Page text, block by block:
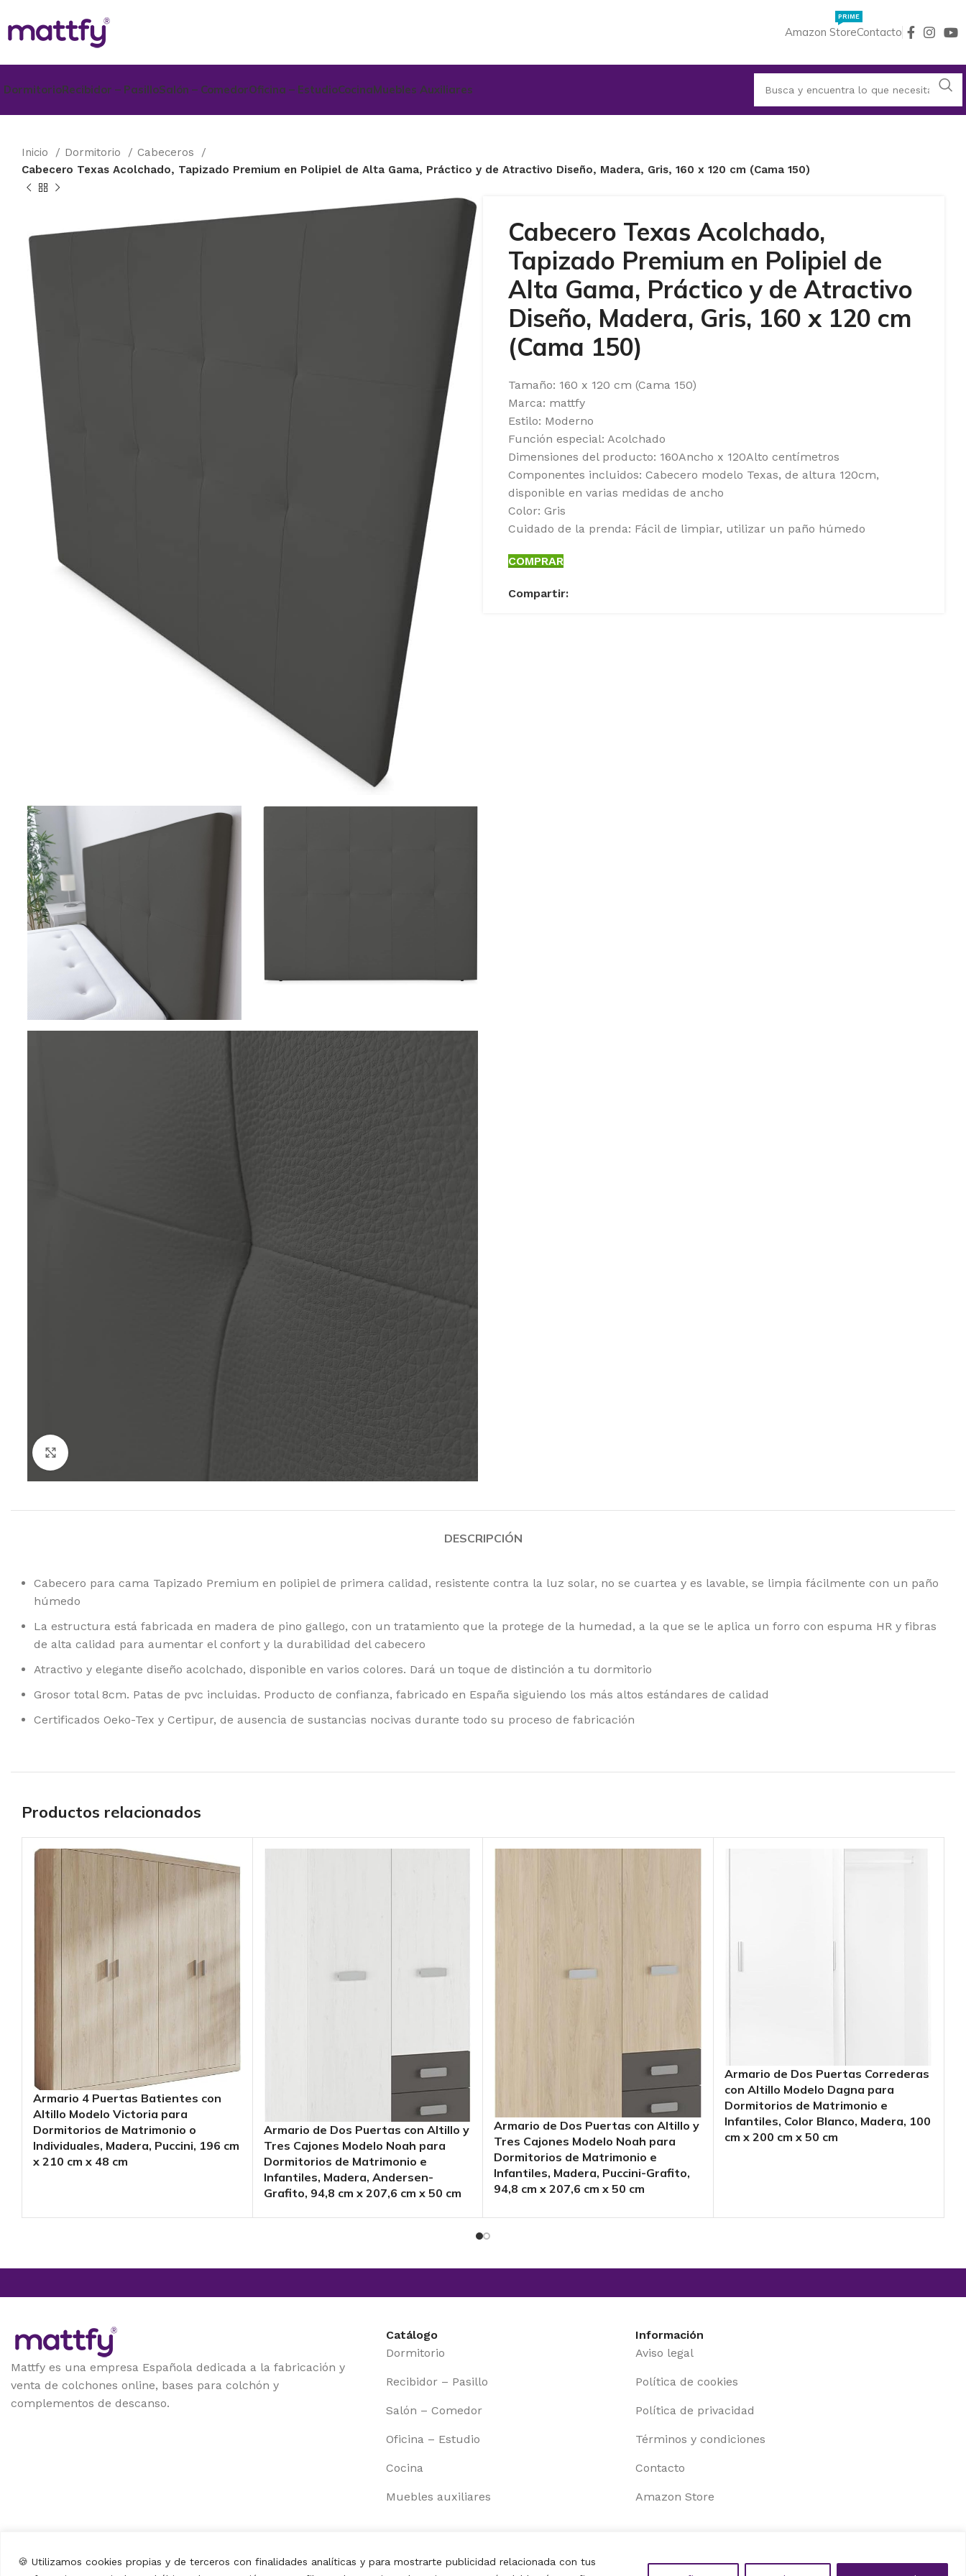
🍪 Utilizamos cookies propias y de terceros con finalidades analíticas y para mostrarte publicidad relacionada con tus
Amazon Store
PRIME
Contacto
DormitorioRecibidor – PasilloSalón – ComedorOficina – EstudioCocinaMuebles Auxiliares
Inicio Dormitorio
Cabeceros
Cabecero Texas Acolchado, Tapizado Premium en Polipiel de Alta Gama, Práctico y de Atractivo Diseño, Madera, Gris, 160 x 120 cm (Cama 150)
Cabecero Texas Acolchado,
Tapizado Premium en Polipiel de
Alta Gama, Práctico y de Atractivo
Diseño, Madera, Gris, 160 x 120 cm
(Cama 150)
Tamaño: 160 x 120 cm (Cama 150)
Marca: mattfy
Estilo: Moderno
Función especial: Acolchado
Dimensiones del producto: 160Ancho x 120Alto centímetros
Componentes incluidos: Cabecero modelo Texas, de altura 120cm,
disponible en varias medidas de ancho
Color: Gris
Cuidado de la prenda: Fácil de limpiar, utilizar un paño húmedo
COMPRAR
Compartir:
DESCRIPCIÓN
Cabecero para cama Tapizado Premium en polipiel de primera calidad, resistente contra la luz solar, no se cuartea y es lavable, se limpia fácilmente con un paño
húmedo
La estructura está fabricada en madera de pino gallego, con un tratamiento que la protege de la humedad, a la que se le aplica un forro con espuma HR y fibras
de alta calidad para aumentar el confort y la durabilidad del cabecero
Atractivo y elegante diseño acolchado, disponible en varios colores. Dará un toque de distinción a tu dormitorio
Grosor total 8cm. Patas de pvc incluidas. Producto de confianza, fabricado en España siguiendo los más altos estándares de calidad
Certificados Oeko-Tex y Certipur, de ausencia de sustancias nocivas durante todo su proceso de fabricación
Productos relacionados
Armario 4 Puertas Batientes con
Altillo Modelo Victoria para
Dormitorios de Matrimonio o
Individuales, Madera, Puccini, 196 cm
x 210 cm x 48 cm
Armario de Dos Puertas con Altillo y
Tres Cajones Modelo Noah para
Dormitorios de Matrimonio e
Infantiles, Madera, Andersen-
Grafito, 94,8 cm x 207,6 cm x 50 cm
Armario de Dos Puertas con Altillo y
Tres Cajones Modelo Noah para
Dormitorios de Matrimonio e
Infantiles, Madera, Puccini-Grafito,
94,8 cm x 207,6 cm x 50 cm
Armario de Dos Puertas Correderas
con Altillo Modelo Dagna para
Dormitorios de Matrimonio e
Infantiles, Color Blanco, Madera, 100
cm x 200 cm x 50 cm
Mattfy es una empresa Española dedicada a la fabricación y
venta de colchones online, bases para colchón y
complementos de descanso.
Catálogo
Dormitorio
Recibidor – Pasillo
Salón – Comedor
Oficina – Estudio
Cocina
Muebles auxiliares
Información
Aviso legal
Política de cookies
Política de privacidad
Términos y condiciones
Contacto
Amazon Store